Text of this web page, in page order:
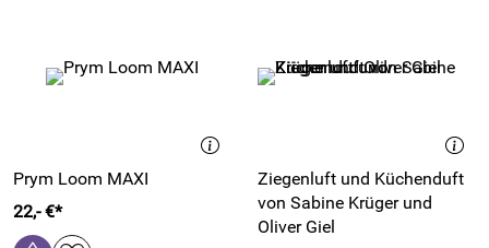
Prym Loom MAXI
22,- €*
Ziegenluft und Küchenduft
von Sabine Krüger und
Oliver Giel